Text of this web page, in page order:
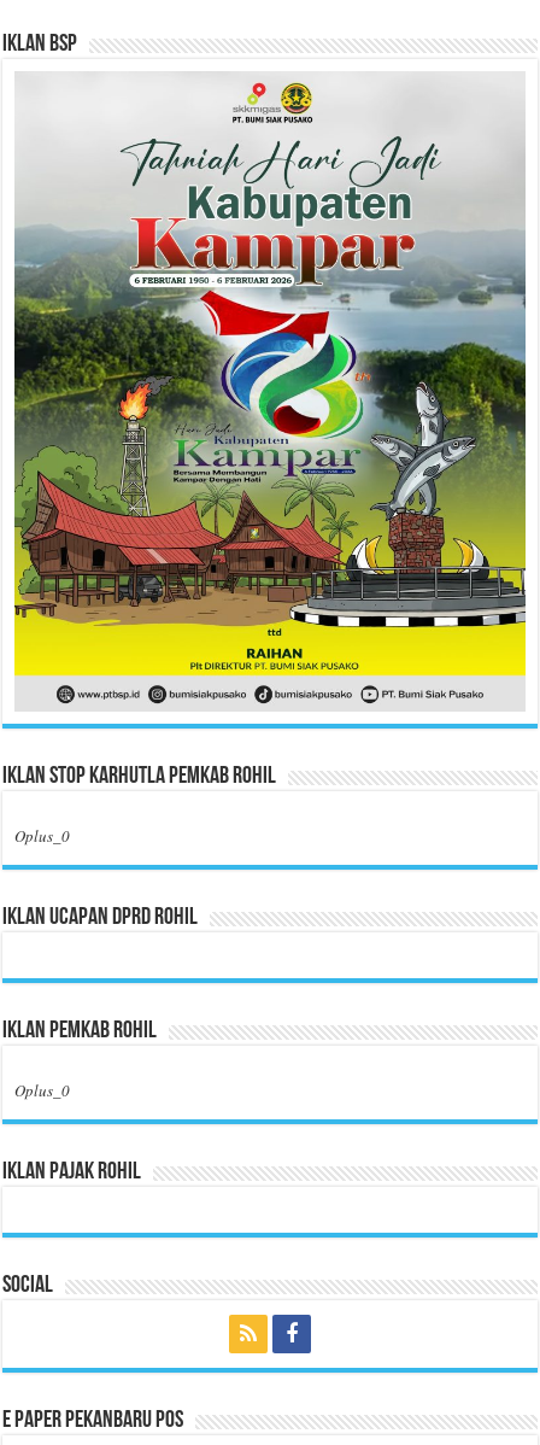
Iklan BSP
Iklan Stop Karhutla Pemkab Rohil
Oplus_0
Iklan Ucapan DPRD Rohil
Iklan Pemkab Rohil
Oplus_0
Iklan Pajak Rohil
Social
E Paper Pekanbaru Pos